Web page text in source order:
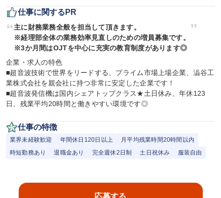
仕事に関するPR
主に財務業務全般を担当して頂きます。
※経理部全体の業務効率見直しのための増員募集です。
※3か月間はOJTを中心に充実の教育制度があります◎
企業・求人の特色
■超音波技術で世界をリードする、プライム市場上場企業、澁谷工
業株式会社を親会社に持つ非常に安定した企業です！
■超音波発信機は国内シェアトップクラス★土日休み、年休123
日、残業平均20時間と働きやすい環境です◎
仕事の特徴
業界未経験歓迎 年間休日120日以上
月平均残業時間20時間以内
時短勤務あり
退職金あり 完全週休2日制 土日祝休み 服装自由
応募する